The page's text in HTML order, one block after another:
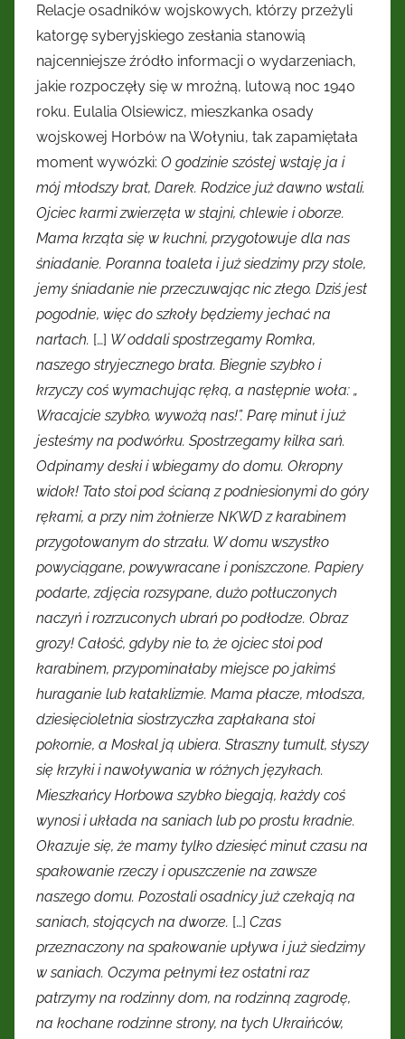
Relacje osadników wojskowych, którzy przeżyli
katorgę syberyjskiego zesłania stanowią
najcenniejsze źródło informacji o wydarzeniach,
jakie rozpoczęły się w mroźną, lutową noc 1940
roku. Eulalia Olsiewicz, mieszkanka osady
wojskowej Horbów na Wołyniu, tak zapamiętała
moment wywózki: O godzinie szóstej wstaję ja i
mój młodszy brat, Darek. Rodzice już dawno wstali.
Ojciec karmi zwierzęta w stajni, chlewie i oborze.
Mama krząta się w kuchni, przygotowuje dla nas
śniadanie. Poranna toaleta i już siedzimy przy stole,
jemy śniadanie nie przeczuwając nic złego. Dziś jest
pogodnie, więc do szkoły będziemy jechać na
nartach. […] W oddali spostrzegamy Romka,
naszego stryjecznego brata. Biegnie szybko i
krzyczy coś wymachując ręką, a następnie woła: „
Wracajcie szybko, wywożą nas!”. Parę minut i już
jesteśmy na podwórku. Spostrzegamy kilka sań.
Odpinamy deski i wbiegamy do domu. Okropny
widok! Tato stoi pod ścianą z podniesionymi do góry
rękami, a przy nim żołnierze NKWD z karabinem
przygotowanym do strzału. W domu wszystko
powyciągane, powywracane i poniszczone. Papiery
podarte, zdjęcia rozsypane, dużo potłuczonych
naczyń i rozrzuconych ubrań po podłodze. Obraz
grozy! Całość, gdyby nie to, że ojciec stoi pod
karabinem, przypominałaby miejsce po jakimś
huraganie lub kataklizmie. Mama płacze, młodsza,
dziesięcioletnia siostrzyczka zapłakana stoi
pokornie, a Moskal ją ubiera. Straszny tumult, słyszy
się krzyki i nawoływania w różnych językach.
Mieszkańcy Horbowa szybko biegają, każdy coś
wynosi i układa na saniach lub po prostu kradnie.
Okazuje się, że mamy tylko dziesięć minut czasu na
spakowanie rzeczy i opuszczenie na zawsze
naszego domu. Pozostali osadnicy już czekają na
saniach, stojących na dworze. […] Czas
przeznaczony na spakowanie upływa i już siedzimy
w saniach. Oczyma pełnymi łez ostatni raz
patrzymy na rodzinny dom, na rodzinną zagrodę,
na kochane rodzinne strony, na tych Ukraińców,